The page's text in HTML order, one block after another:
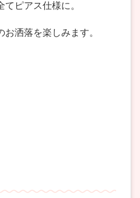
ピアス仕様に。
洒落を楽しみます。